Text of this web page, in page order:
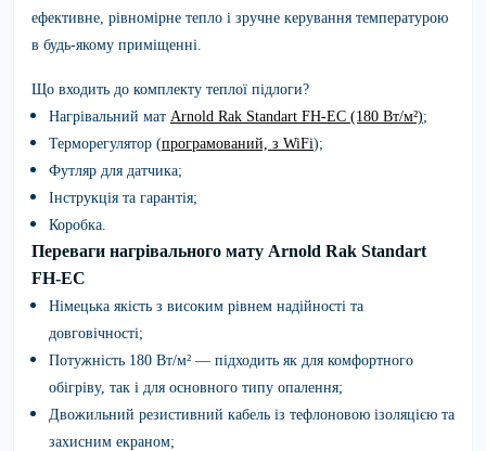
ефективне, рівномірне тепло і зручне керування температурою
в будь-якому приміщенні.
Що входить до комплекту теплої підлоги?
Нагрівальний мат Arnold Rak Standart FH-EC (180 Вт/м²);
Терморегулятор (програмований, з WiFi);
Футляр для датчика;
Інструкція та гарантія;
Коробка.
Переваги нагрівального мату Arnold Rak Standart
FH-EC
Німецька якість з високим рівнем надійності та
довговічності;
Потужність 180 Вт/м² — підходить як для комфортного
обігріву, так і для основного типу опалення;
Двожильний резистивний кабель із тефлоновою ізоляцією та
захисним екраном;